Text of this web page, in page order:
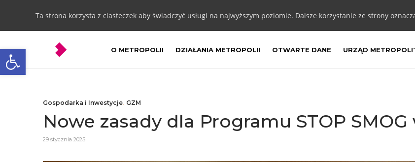
Otwórz pasek narzędzi
Ta strona korzysta z ciasteczek aby świadczyć usługi na najwyższym poziomie. Dalsze korzystanie ze strony
O METROPOLII DZIAŁANIA METROPOLII OTWARTE DANE URZĄD
Gospodarka i Inwestycje, GZM
Nowe zasady dla Programu STOP SMOG
29 stycznia 2025